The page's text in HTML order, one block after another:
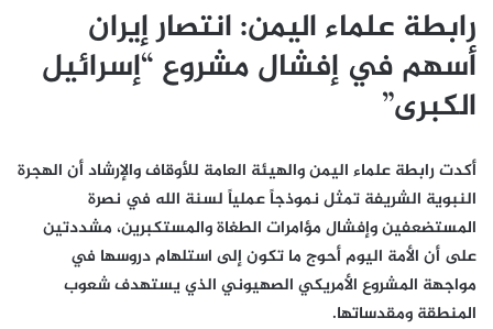
رابطة علماء اليمن: انتصار إيران
أسهم في إفشال مشروع “إسرائيل
الكبرى”
أكدت رابطة علماء اليمن والهيئة العامة للأوقاف والإرشاد أن الهجرة
النبوية الشريفة تمثل نموذجاً عملياً لسنة الله في نصرة
المستضعفين وإفشال مؤامرات الطغاة والمستكبرين، مشددتين
على أن الأمة اليوم أحوج ما تكون إلى استلهام دروسها في
مواجهة المشروع الأمريكي الصهيوني الذي يستهدف شعوب
المنطقة ومقدساتها.